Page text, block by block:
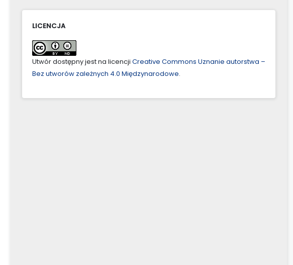
LICENCJA
Utwór dostępny jest na licencji Creative Commons Uznanie autorstwa –
Bez utworów zależnych 4.0 Międzynarodowe.